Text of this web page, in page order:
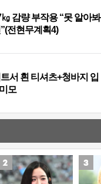
감량 부작용 “못 알아봐
전현무계획4)
서 흰 티셔츠+청바지 입
모